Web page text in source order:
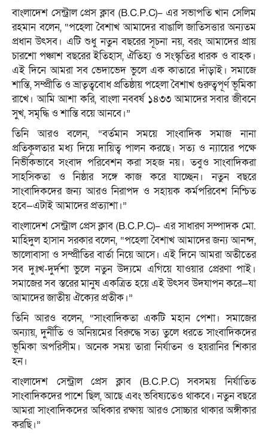
বাংলাদেশ সেন্ট্রাল প্রেস ক্লাব (B.C.P.C)– এর সভাপতি খান সেলিম
রহমান বলেন, “পহেলা বৈশাখ আমাদের বাঙালি জাতিসত্তার অন্যতম
প্রধান উৎসব। এটি শুধু নতুন বছরের সূচনা নয়, বরং আমাদের প্রায়
চারশো পঞ্চাশ বছরের ইতিহাস, ঐতিহ্য ও সংস্কৃতির ধারক ও বাহক।
এই দিনে আমরা সব ভেদাভেদ ভুলে এক কাতারে দাঁড়াই। সমাজে
শান্তি, সম্প্রীতি ও ভ্রাতৃত্ববোধ প্রতিষ্ঠায় পহেলা বৈশাখ গুরুত্বপূর্ণ ভূমিকা
রাখে। আমি আশা করি, বাংলা নববর্ষ ১৪৩৩ আমাদের সবার জীবনে
সুখ, সমৃদ্ধি ও শান্তি বয়ে আনবে।”
তিনি আরও বলেন, “বর্তমান সময়ে সাংবাদিক সমাজ নানা
প্রতিকূলতার মধ্য দিয়ে দায়িত্ব পালন করছে। সত্য ও ন্যায়ের পক্ষে
নির্ভীকভাবে সংবাদ পরিবেশন করা সহজ নয়। তবুও সাংবাদিকরা
সাহসিকতা ও নিষ্ঠার সঙ্গে কাজ করে যাচ্ছেন। নতুন বছরে
সাংবাদিকদের জন্য আরও নিরাপদ ও সহায়ক কর্মপরিবেশ নিশ্চিত
হবে—এটাই আমাদের প্রত্যাশা।”
বাংলাদেশ সেন্ট্রাল প্রেস ক্লাব (B.C.P.C)– এর সাধারণ সম্পাদক মো.
মাহিদুল হাসান সরকার বলেন, “পহেলা বৈশাখ আমাদের জন্য আনন্দ,
ভালোবাসা ও সম্প্রীতির বার্তা নিয়ে আসে। এই দিনে আমরা অতীতের
সব দুঃখ-দুর্দশা ভুলে নতুন উদ্যমে এগিয়ে যাওয়ার প্রেরণা পাই।
সমাজের সব স্তরের মানুষ একত্রিত হয়ে এই উৎসব উদযাপন করে—যা
আমাদের জাতীয় ঐক্যের প্রতীক।”
তিনি আরও বলেন, “সাংবাদিকতা একটি মহান পেশা। সমাজের
অন্যায়, দুর্নীতি ও অনিয়মের বিরুদ্ধে সত্য তুলে ধরতে সাংবাদিকদের
ভূমিকা অপরিসীম। অনেক সময় তারা নির্যাতন ও হয়রানির শিকার
হন।
বাংলাদেশ সেন্ট্রাল প্রেস ক্লাব (B.C.P.C) সবসময় নির্যাতিত
সাংবাদিকদের পাশে ছিল, আছে এবং ভবিষ্যতেও থাকবে। নতুন বছরে
আমরা সাংবাদিকদের অধিকার রক্ষায় আরও সোচ্চার থাকার অঙ্গীকার
করছি।”